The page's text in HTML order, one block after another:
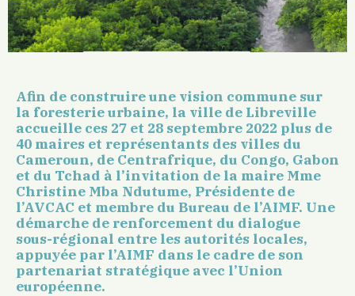
Afin de construire une vision commune sur
la foresterie urbaine, la ville de Libreville
accueille ces 27 et 28 septembre 2022 plus de
40 maires et représentants des villes du
Cameroun, de Centrafrique, du Congo, Gabon
et du Tchad à l’invitation de la maire Mme
Christine Mba Ndutume, Présidente de
l’AVCAC et membre du Bureau de l’AIMF. Une
démarche de renforcement du dialogue
sous-régional entre les autorités locales,
appuyée par l’AIMF dans le cadre de son
partenariat stratégique avec l’Union
européenne.